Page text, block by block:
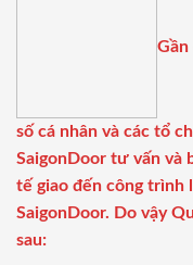
số cá nhân và các tổ
SaigonDoor tư vấn và
tế giao đến công trình
SaigonDoor. Do vậy
sau: